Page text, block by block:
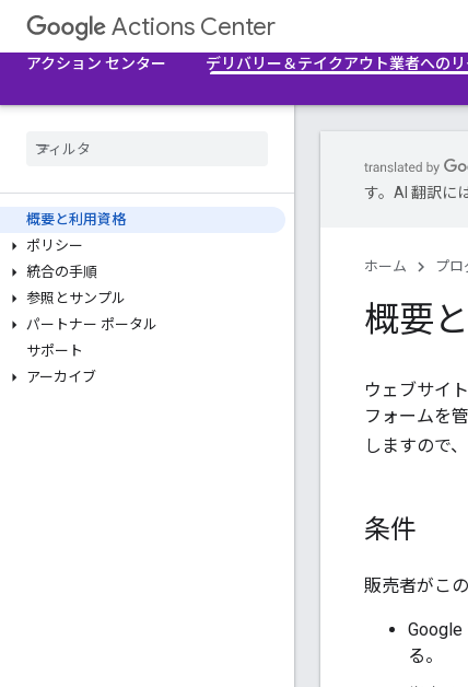
Actions Center
アクション センター
デリバリー＆テイクアウト業者への
概要と利用資格
ポリシー
統合の手順
参照とサンプル
パートナー ポータル
サポート
アーカイブ
す。AI 翻訳に
ホーム プロ
概要
ウェブサイ
フォームを
しますので、
条件
販売者がこ
る。